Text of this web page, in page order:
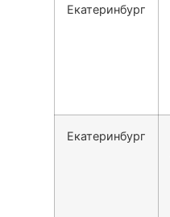
Екатеринбург
Екатеринбург